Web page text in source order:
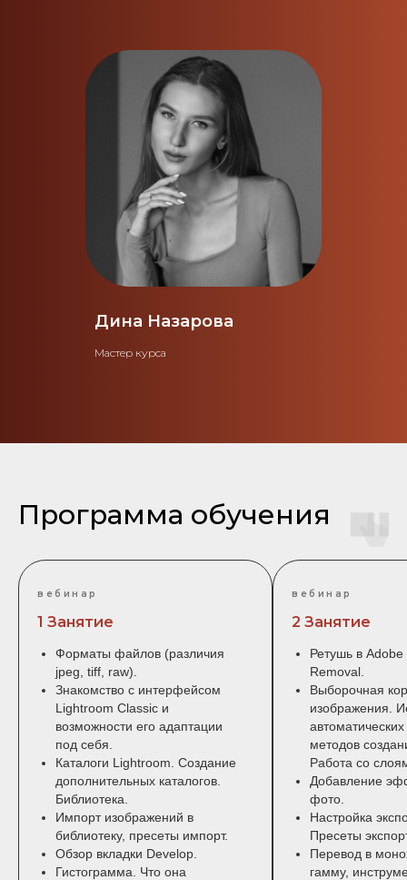
Дина Назарова
Мастер курса
Программа обучения
вебинар
1 Занятие
Форматы файлов (различия
jpeg, tiff, raw).
Знакомство с интерфейсом
Lightroom Classic и
возможности его адаптации
под себя.
Каталоги Lightroom. Создание
дополнительных каталогов.
Библиотека.
Импорт изображений в
библиотеку, пресеты импорт.
Обзор вкладки Develop.
Гистограмма. Что она
вебинар
2 Занятие
Ретушь в
Removal.
Выборочная
изображения.
методов
Работа со
Добавление
фото.
Настройка
Пресеты
Перевод в
гамму,